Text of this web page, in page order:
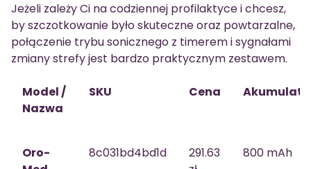
Jeżeli zależy Ci na codziennej profilaktyce i chcesz,
by szczotkowanie było skuteczne oraz powtarzalne,
połączenie trybu sonicznego z timerem i sygnałami
zmiany strefy jest bardzo praktycznym zestawem.
Model /
Nazwa
SKU Cena
Oro-
8c031bd4bd1d
291.63
800 mAh